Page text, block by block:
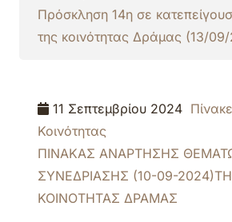
Πρόσκληση 14η σε
της κοινότητας Δράμας (13/
11 Σεπτεμβρίου 2024
Κοινότητας
ΠΙΝΑΚΑΣ ΑΝΑΡΤΗΣΗΣ
ΣΥΝΕΔΡΙΑΣΗΣ (10-09-
ΚΟΙΝΟΤΗΤΑΣ ΔΡΑΜΑΣ